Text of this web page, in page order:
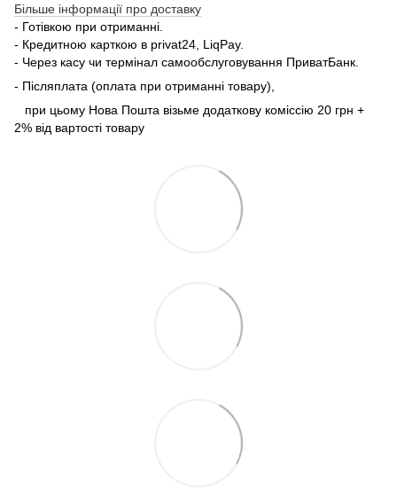
Більше інформації про доставку
- Готівкою при отриманні.
- Кредитною карткою в privat24, LiqPay.
- Через касу чи термінал самообслуговування ПриватБанк.
- Післяплата (оплата при отриманні товару),
при цьому Нова Пошта візьме додаткову коміссію 20 грн +
2% від вартості товару